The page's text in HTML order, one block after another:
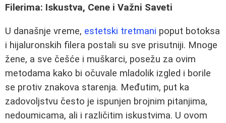
Filerima: Iskustva, Cene i Važni Saveti
U današnje vreme, estetski tretmani poput botoksa
i hijaluronskih filera postali su sve prisutniji. Mnoge
žene, a sve češće i muškarci, posežu za ovim
metodama kako bi očuvale mladolik izgled i borile
se protiv znakova starenja. Međutim, put ka
zadovoljstvu često je ispunjen brojnim pitanjima,
nedoumicama, ali i različitim iskustvima. U ovom